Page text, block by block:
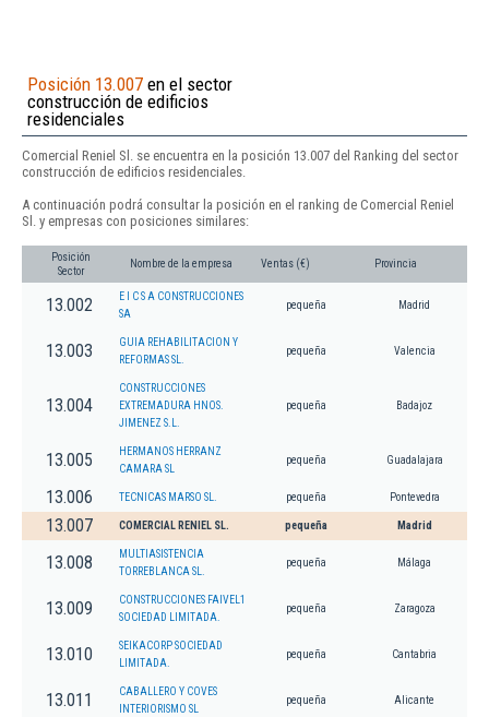
Posición 13.007 en el sector
construcción de edificios
residenciales
Comercial Reniel Sl. se encuentra en la posición 13.007 del Ranking del sector
construcción de edificios residenciales.
A continuación podrá consultar la posición en el ranking de Comercial Reniel
Sl. y empresas con posiciones similares:
Posición
Sector
Nombre de la empresa Ventas (€) Provincia
13.002
E I C S A CONSTRUCCIONES
SA
pequeña Madrid
13.003
GUIA REHABILITACION Y
REFORMAS SL.
pequeña Valencia
13.004
CONSTRUCCIONES
EXTREMADURA HNOS.
JIMENEZ S.L.
pequeña Badajoz
13.005
HERMANOS HERRANZ
CAMARA SL
pequeña Guadalajara
13.006 TECNICAS MARSO SL. pequeña Pontevedra
13.007 COMERCIAL RENIEL SL. pequeña Madrid
13.008
MULTIASISTENCIA
TORREBLANCA SL.
pequeña Málaga
13.009
CONSTRUCCIONES FAIVEL1
SOCIEDAD LIMITADA.
pequeña Zaragoza
13.010
SEIKACORP SOCIEDAD
LIMITADA.
pequeña Cantabria
13.011
CABALLERO Y COVES
INTERIORISMO SL
pequeña Alicante